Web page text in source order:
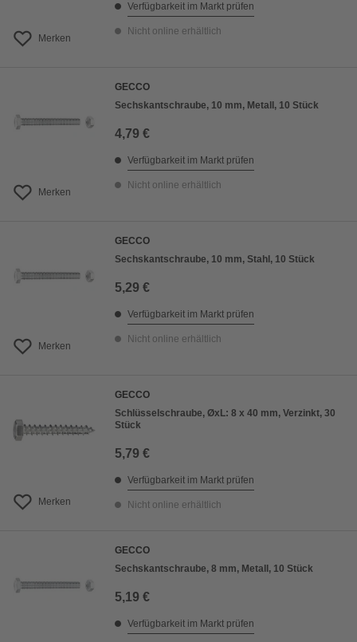
Merken
Verfügbarkeit im Markt prüfen
Nicht online erhältlich
Merken
GECCO
Sechskantschraube, 10 mm, Metall, 10 Stück
4,79 €
Verfügbarkeit im Markt prüfen
Nicht online erhältlich
Merken
GECCO
Sechskantschraube, 10 mm, Stahl, 10 Stück
5,29 €
Verfügbarkeit im Markt prüfen
Nicht online erhältlich
Merken
GECCO
Schlüsselschraube, ØxL: 8 x 40 mm, Verzinkt, 30
Stück
5,79 €
Verfügbarkeit im Markt prüfen
Nicht online erhältlich
GECCO
Sechskantschraube, 8 mm, Metall, 10 Stück
5,19 €
Verfügbarkeit im Markt prüfen